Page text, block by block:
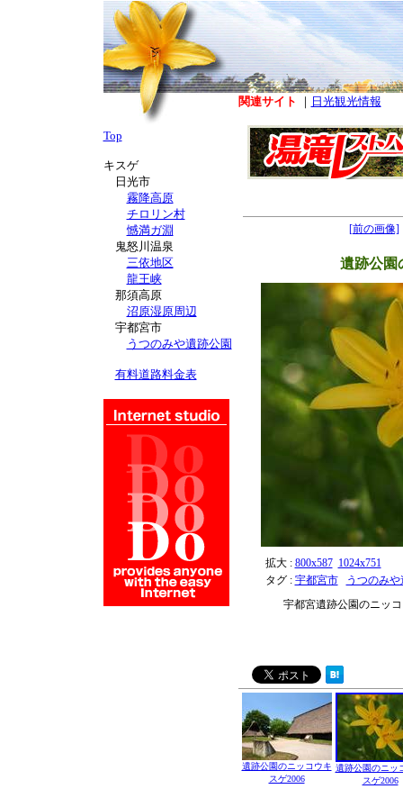
関連サイト ｜ 日光観光情報
[前の画像]
遺跡公園
拡大 : 800x587 1024x751
タグ : 宇都宮市
うつのみ
宇都宮遺跡公園のニッ
遺跡公園のニッコウキ
スゲ2006
遺跡公園のニッ
スゲ2006
Top
キスゲ
日光市
霧降高原
チロリン村
憾満ガ淵
鬼怒川温泉
三依地区
龍王峡
那須高原
沼原湿原周辺
宇都宮市
うつのみや遺跡公園
有料道路料金表